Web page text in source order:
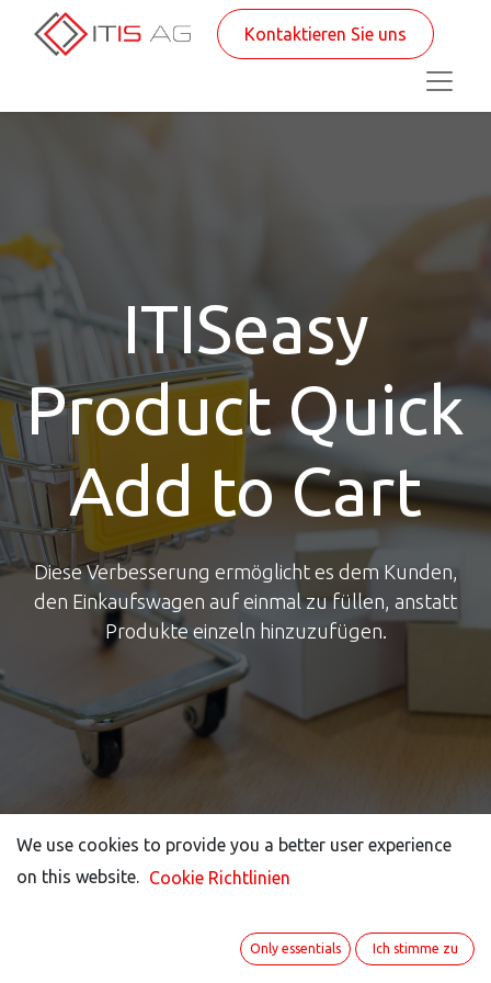
Kontaktieren Sie uns
ITISeasy
Product Quick
Add to Cart
Diese Verbesserung ermöglicht es dem Kunden,
den Einkaufswagen auf einmal zu füllen, anstatt
Produkte einzeln hinzuzufügen.
Warum ITISeasy
We use cookies to provide you a better user experience
on this website.
Cookie Richtlinien
Only essentials Ich stimme zu
We use cookies to provide you a better user experience
on this website.
Cookie Richtlinien
Only essentials Ich stimme zu